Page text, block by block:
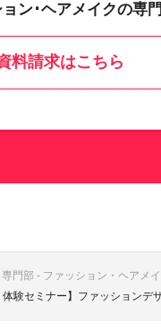
ン･ヘアメイクの専
料請求はこちら
門部 - ファッション・ヘアメ
体験セミナー】ファッションデ